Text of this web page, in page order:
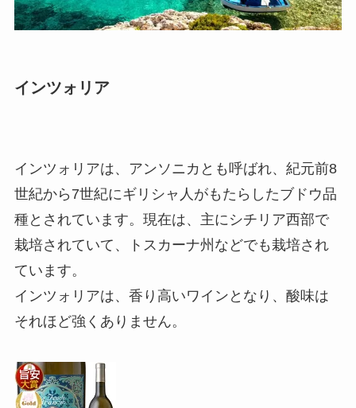
インツォリア
インツォリアは、アンソニカとも呼ばれ、紀元前8
世紀から7世紀にギリシャ人がもたらしたブドウ品
種とされています。現在は、主にシチリア西部で
栽培されていて、トスカーナ州などでも栽培され
ています。
インツォリアは、香り高いワインとなり、酸味は
それほど強くありません。